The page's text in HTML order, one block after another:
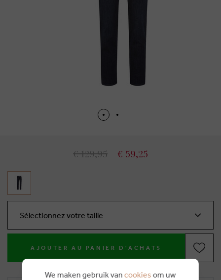
€ 129,95 € 59,25
Sélectionnez votre taille
AJOUTER AU PANIER D'ACHATS
We maken gebruik van cookies om uw